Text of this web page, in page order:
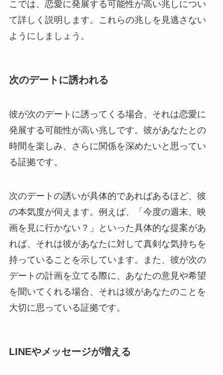
こでは、恋愛に発展する可能性が高い兆しについ
て詳しく説明します。これらの兆しを見逃さない
ようにしましょう。
次のデートに誘われる
彼が次のデートに誘ってくる場合、それは恋愛に
発展する可能性が高い兆しです。彼があなたとの
時間を楽しみ、さらに関係を深めたいと思ってい
る証拠です。
次のデートの誘いが具体的であればあるほど、彼
の本気度が伺えます。例えば、「今度の週末、映
画を見に行かない？」といった具体的な提案があ
れば、それは彼があなたに対して真剣な気持ちを
持っていることを示しています。また、彼が次の
デートの計画を立てる際に、あなたの意見や希望
を聞いてくれる場合、それは彼があなたのことを
大切に思っている証拠です。
LINEやメッセージが増える